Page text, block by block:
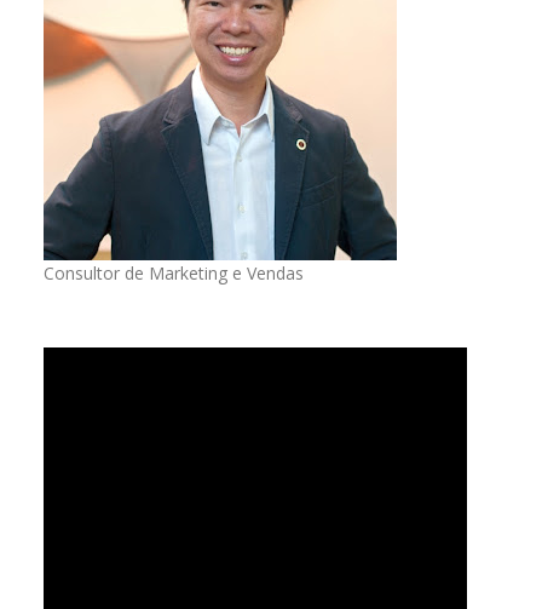
Consultor de Marketing e Vendas